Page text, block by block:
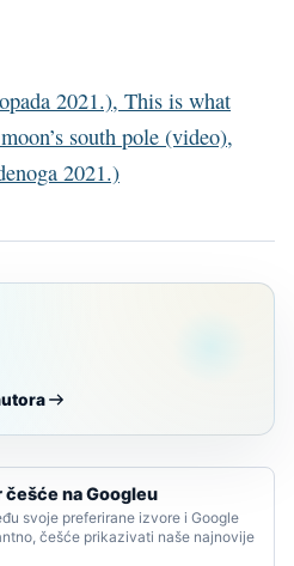
2021.), This is what
south pole (video),
2021.)
na Googleu
svoje preferirane izvore i Google
češće prikazivati naše najnovije